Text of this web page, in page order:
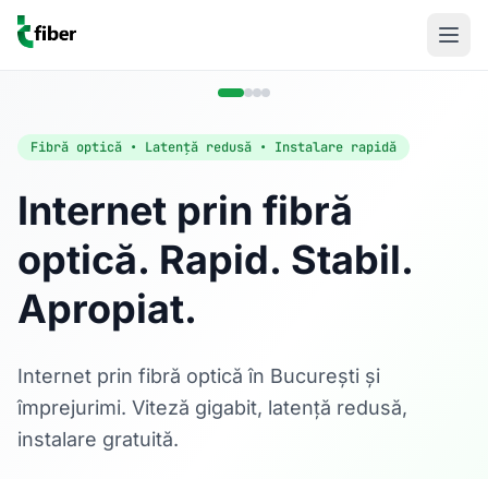
Fibră optică • Latență redusă • Instalare rapidă
Internet prin fibră
optică. Rapid. Stabil.
Apropiat.
Internet prin fibră optică în București și
împrejurimi. Viteză gigabit, latență redusă,
instalare gratuită.
Acasă
Internet Rezidențial
Fibră optică până la 1 Gbps, direct în casa ta.